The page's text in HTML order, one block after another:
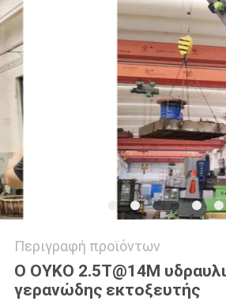
SITEMAP
ΠΟΛΙΤΙΚΉ
ΑΠΟΡΡΉΤΟΥ
Περιγραφή προϊόντων
Ο ΟΥΚΟ 2.5T@14M
γερανώδης εκτοξευτής